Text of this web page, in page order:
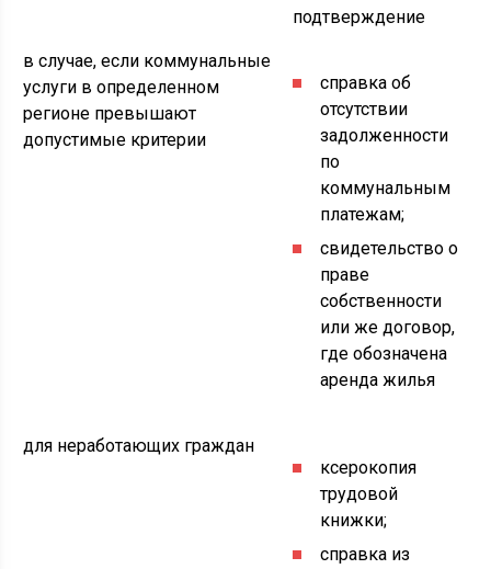
подтверждение
в случае, если коммунальные
услуги в определенном
регионе превышают
допустимые критерии
справка об
отсутствии
задолженности
по
коммунальным
платежам;
свидетельство о
праве
собственности
или же договор,
где обозначена
аренда жилья
для неработающих граждан
ксерокопия
трудовой
книжки;
справка из